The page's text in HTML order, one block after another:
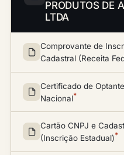
PRODUTOS DE
LTDA
Comprovante de
Cadastral (Receita
Certificado de
Nacional*
Cartão CNPJ e
(Inscrição Estadual)*